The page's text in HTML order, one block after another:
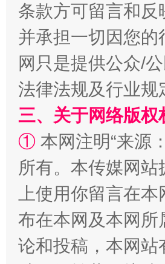
扯下公款旅游的“隐身衣”
条款方可留言和
并承担一切因您
网只是提供公众/
法律法规及行业
三、关于网络版权
① 本网注明“来源
所有。本传媒网
上使用你留言在
布在本网及本网
论和投稿，本网